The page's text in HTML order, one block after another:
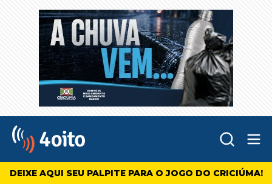
4oito
DEIXE AQUI SEU PALPITE PARA O JOGO DO CRICIÚMA!